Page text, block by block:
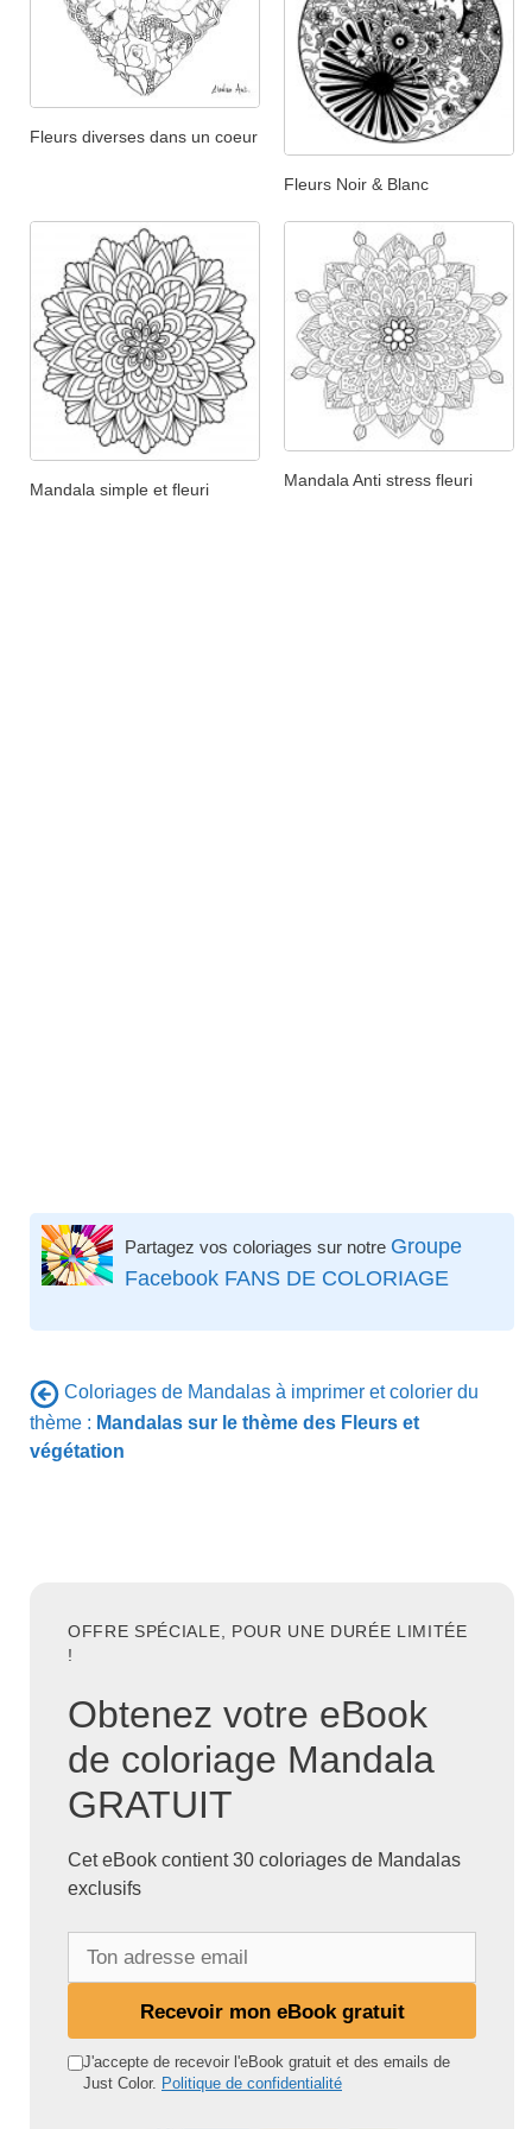
Fleurs diverses dans un coeur
Fleurs Noir & Blanc
Mandala simple et fleuri
Mandala Anti stress fleuri
Partagez vos coloriages sur notre Groupe
Facebook FANS DE COLORIAGE
Coloriages de Mandalas à imprimer et colorier du
thème : Mandalas sur le thème des Fleurs et
végétation
OFFRE SPÉCIALE, POUR UNE DURÉE LIMITÉE
!
Obtenez votre eBook
de coloriage Mandala
GRATUIT
Cet eBook contient 30 coloriages de Mandalas
exclusifs
d
Recevoir mon eBook gratuit
J'accepte de recevoir l'eBook gratuit et des emails de
Just Color. Politique de confidentialité